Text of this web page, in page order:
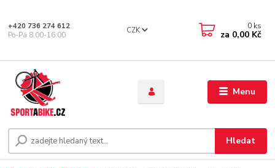
Menu
CZK
Hledat
+420 736 274 612
Po-Pá 8.00-16.00
0 ks
za 0,00 Kč